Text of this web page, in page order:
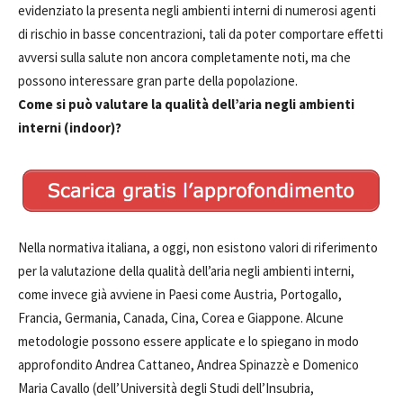
evidenziato la presenta negli ambienti interni di numerosi agenti
di rischio in basse concentrazioni, tali da poter comportare effetti
avversi sulla salute non ancora completamente noti, ma che
possono interessare gran parte della popolazione.
Come si può valutare la qualità dell’aria negli ambienti
interni (indoor)?
Nella normativa italiana, a oggi, non esistono valori di riferimento
per la valutazione della qualità dell’aria negli ambienti interni,
come invece già avviene in Paesi come Austria, Portogallo,
Francia, Germania, Canada, Cina, Corea e Giappone. Alcune
metodologie possono essere applicate e lo spiegano in modo
approfondito Andrea Cattaneo, Andrea Spinazzè e Domenico
Maria Cavallo (dell’Università degli Studi dell’Insubria,